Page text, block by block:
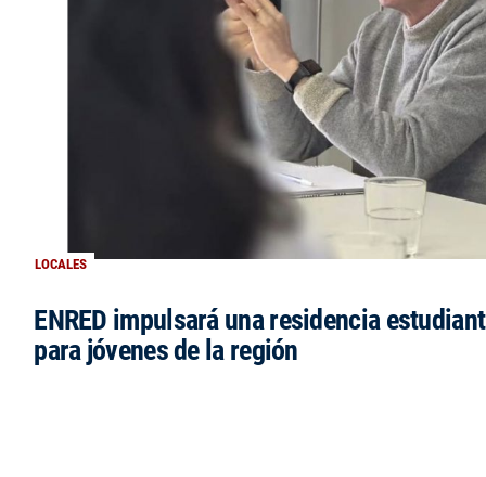
LOCALES
ENRED impulsará una residencia
para jóvenes de la región